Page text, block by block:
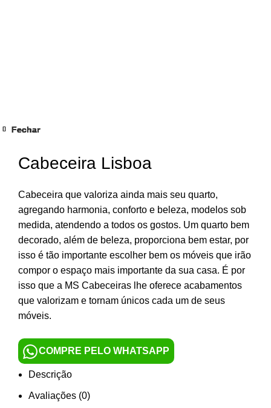
Cabeceira Lisboa
Cabeceira que valoriza ainda mais seu quarto,
agregando harmonia, conforto e beleza, modelos sob
medida, atendendo a todos os gostos. Um quarto bem
decorado, além de beleza, proporciona bem estar, por
isso é tão importante escolher bem os móveis que irão
compor o espaço mais importante da sua casa. É por
isso que a MS Cabeceiras lhe oferece acabamentos
que valorizam e tornam únicos cada um de seus
móveis.
COMPRE PELO WHATSAPP
Descrição
Avaliações (0)
Fechar
Fechar
Fechar
Fechar
Fechar
Fechar
Fechar
Fechar